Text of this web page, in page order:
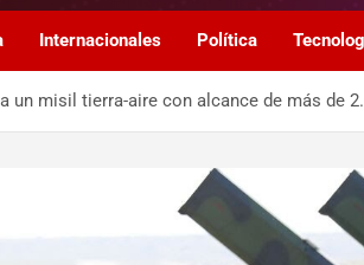
Internacionales Política
un misil tierra-aire con alcance de más de